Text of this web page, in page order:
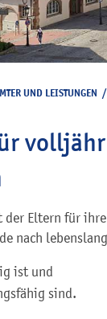
UND LEISTUNGEN /
Eltern für
nach
ist und
sind.